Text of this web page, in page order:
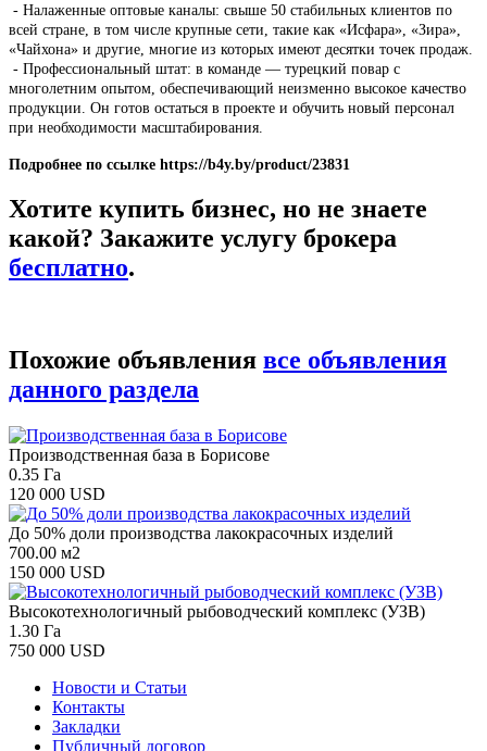
- Налаженные оптовые каналы: свыше 50 стабильных клиентов по
всей стране, в том числе крупные сети, такие как «Исфара», «Зира»,
«Чайхона» и другие, многие из которых имеют десятки точек продаж.
- Профессиональный штат: в команде — турецкий повар с
многолетним опытом, обеспечивающий неизменно высокое качество
продукции. Он готов остаться в проекте и обучить новый персонал
при необходимости масштабирования.
Подробнее по ссылке https://b4y.by/product/23831
Хотите купить бизнес, но не знаете
какой? Закажите услугу брокера
бесплатно.
Похожие объявления все объявления
данного раздела
Производственная база в Борисове
0.35 Га
120 000 USD
До 50% доли производства лакокрасочных изделий
700.00 м2
150 000 USD
Высокотехнологичный рыбоводческий комплекс (УЗВ)
1.30 Га
750 000 USD
Новости и Статьи
Контакты
Закладки
Публичный договор